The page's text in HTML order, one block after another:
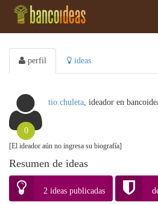
perfil ideas
0
tio.chuleta, ideador en
[El ideador aún no ingresa su biografía]
Resumen de ideas
2 ideas publicadas